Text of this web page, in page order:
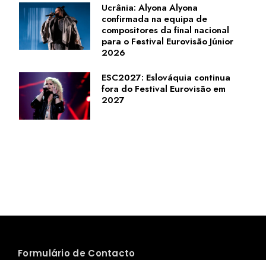
Ucrânia: Alyona Alyona
confirmada na equipa de
compositores da final nacional
para o Festival Eurovisão Júnior
2026
ESC2027: Eslováquia continua
fora do Festival Eurovisão em
2027
Formulário de Contacto